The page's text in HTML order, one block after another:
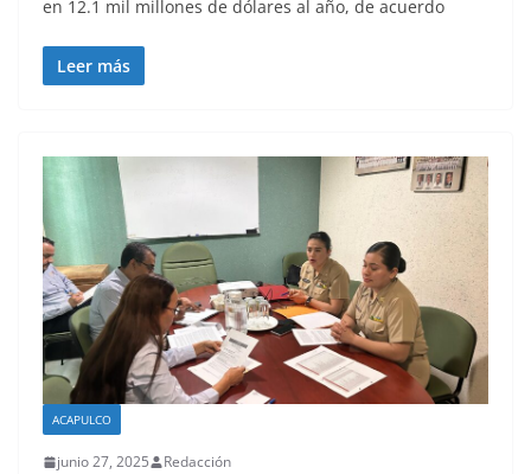
en 12.1 mil millones de dólares al año, de acuerdo
Leer más
ACAPULCO
junio 27, 2025 Redacción